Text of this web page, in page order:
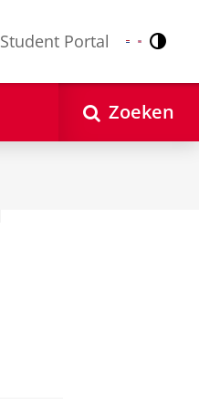
Student Portal Nederlands
English
Zoeken